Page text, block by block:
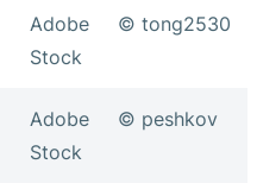
Adobe
Stock
© tong2530
Adobe
Stock
© peshkov